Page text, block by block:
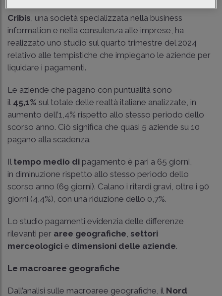
Cribis , una società specializzata nella business
information e nella consulenza alle imprese, ha
realizzato uno studio sul quarto trimestre del 2024
relativo alle tempistiche che impiegano le aziende per
liquidare i pagamenti.
Le aziende che pagano con puntualità sono
il 45,1% sul totale delle realtà italiane analizzate, in
aumento dell’1,4% rispetto allo stesso periodo dello
scorso anno. Ciò significa che quasi 5 aziende su 10
pagano alla scadenza.
Il tempo medio di pagamento è pari a 65 giorni,
in diminuzione rispetto allo stesso periodo dello
scorso anno (69 giorni). Calano i ritardi gravi, oltre i 90
giorni (4,4%), con una riduzione dello 0,7%.
Lo studio pagamenti evidenzia delle differenze
rilevanti per aree geografiche settori
merceologici e dimensioni delle aziende.
Le macroaree geografiche
Dall’analisi sulle macroaree geografiche, il Nord